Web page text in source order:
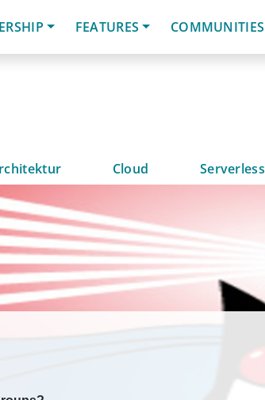
FEATURES COMMUNITIES
Cloud Serverless